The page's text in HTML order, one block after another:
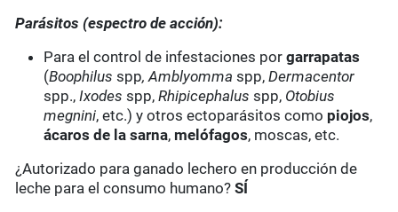
Parásitos (espectro de acción):
Para el control de infestaciones porgarrapatas
(Boophilusspp, Amblyommaspp, Dermacentor
spp., Ixodesspp, Rhipicephalusspp, Otobius
megnini, etc.) y otros ectoparásitos como piojos,
ácaros de la sarna, melófagos, moscas, etc.
¿Autorizado para ganado lechero en producción de
leche para el consumo humano?SÍ